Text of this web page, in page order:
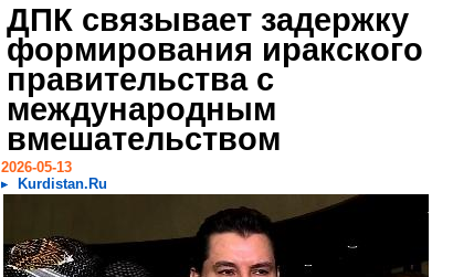
ДПК связывает задержку
формирования иракского
правительства с
международным
вмешательством
2026-05-13
Kurdistan.Ru